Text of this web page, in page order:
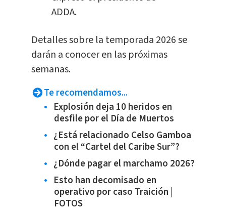
ADDA.
Detalles sobre la temporada 2026 se
darán a conocer en las próximas
semanas.
Te recomendamos...
Explosión deja 10 heridos en
desfile por el Día de Muertos
¿Está relacionado Celso Gamboa
con el “Cartel del Caribe Sur”?
¿Dónde pagar el marchamo 2026?
Esto han decomisado en
operativo por caso Traición |
FOTOS